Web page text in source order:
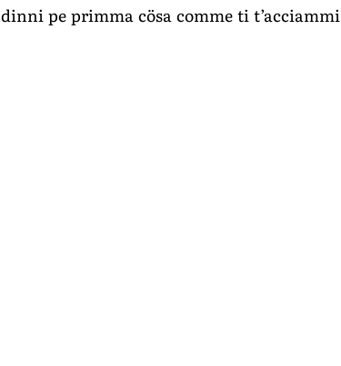
dinni pe primma cösa comme ti t’acciammi